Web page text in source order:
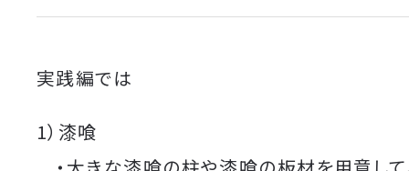
実践編では
1）漆喰